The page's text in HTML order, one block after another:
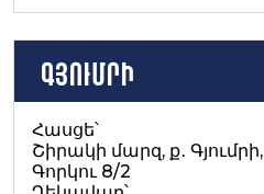
Գյումրի
Հասցե՝
Շիրակի մարզ, ք․ Գյումրի,
Գորկու 8/2